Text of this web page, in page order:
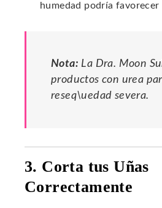
humedad podría favorecer
Nota: La Dra. Moon
productos con urea
reseq\uedad severa.
3. Corta tus Uñas
Correctamente